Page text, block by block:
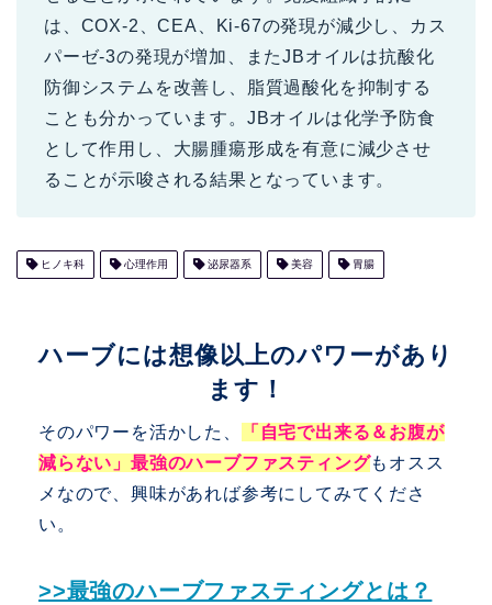
は、COX-2、CEA、Ki-67の発現が減少し、カス
パーゼ-3の発現が増加、またJBオイルは抗酸化
防御システムを改善し、脂質過酸化を抑制する
ことも分かっています。JBオイルは化学予防食
として作用し、大腸腫瘍形成を有意に減少させ
ることが示唆される結果となっています。
ヒノキ科 心理作用 泌尿器系 美容 胃腸
ハーブには想像以上のパワーがあり
ます！
そのパワーを活かした、
「自宅で出来る＆お腹が
減らない」最強のハーブファスティングもオスス
メなので、興味があれば参考にしてみてくださ
い。
>>最強のハーブファスティングとは？